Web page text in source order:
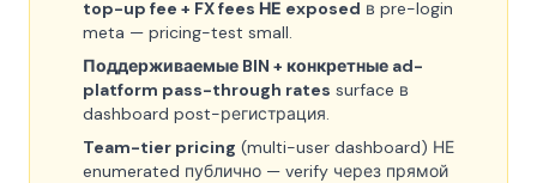
top-up fee + FX fees НЕ exposed в pre-login
meta — pricing-test small.
Поддерживаемые BIN + конкретные ad-
platform pass-through rates surface в
dashboard post-регистрация.
Team-tier pricing (multi-user dashboard) НЕ
enumerated публично — verify через прямой